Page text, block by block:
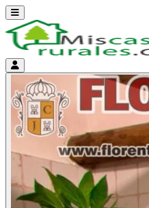
Abrir menú
Menú de cuenta